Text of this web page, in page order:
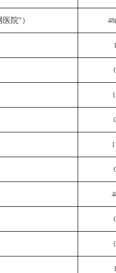
院"） 48
1
1